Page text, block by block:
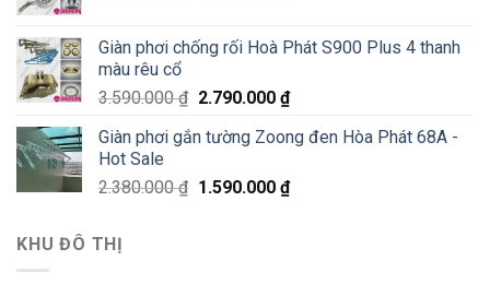
Giàn phơi chống rối Hoà Phát S900 Plus 4 thanh
màu rêu cổ
3.590.000₫ 2.790.000 ₫
Giàn phơi gắn tường Zoong đen Hòa Phát 68A -
Hot Sale
2.380.000₫ 1.590.000 ₫
KHU ĐÔ THỊ